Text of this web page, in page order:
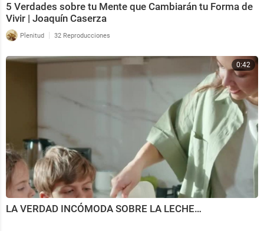
5 Verdades sobre tu Mente que Cambiarán tu Forma de
Vivir | Joaquín Caserza
Plenitud | 32 Reproducciones
0:42
LA VERDAD INCÓMODA SOBRE LA LECHE…